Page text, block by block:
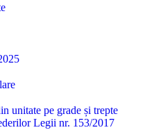
unitate pe grade și trepte
Legii nr. 153/2017